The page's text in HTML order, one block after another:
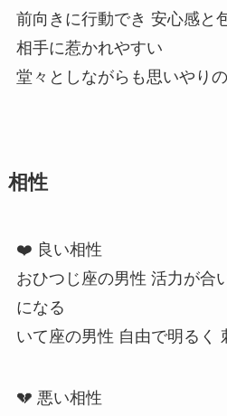
前向きに行動でき 安心感と
相手に惹かれやすい
堂々としながらも思いやり
相性
❤️ 良い相性
おひつじ座の男性 活力が合
になる
いて座の男性 自由で明るく
💔 悪い相性